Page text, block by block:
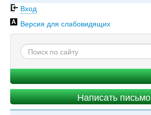
Вход
Версия для слабовидящих
Написать письмо